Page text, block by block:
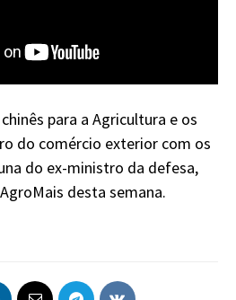
para a Agricultura e os
do comércio exterior com os
do ex-ministro da defesa,
desta semana.